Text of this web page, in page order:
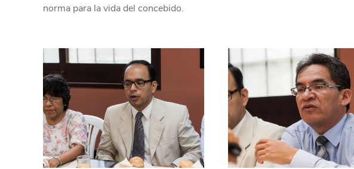
norma para la vida del concebido.